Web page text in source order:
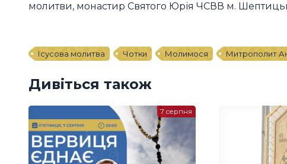
молитви, монастир Святого Юрія ЧСВВ м.
Ісусова молитва Чотки Молимося Митрополит
Дивіться також
7 серпня